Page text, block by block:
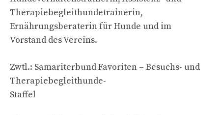
Therapiebegleithundetrainerin,
Ernährungsberaterin für Hunde und im
Vorstand des Vereins.
Zwtl.: Samariterbund Favoriten – Besuchs- und
Therapiebegleithunde-
Staffel